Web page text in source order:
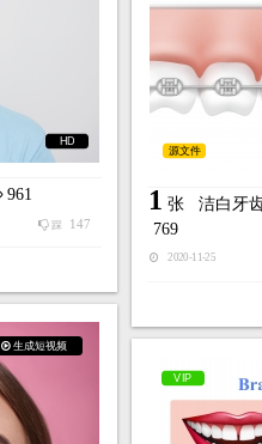
源文件
1 张 洁白牙
769
2020-11-25
HD
961
踩 147
生成短视频
VIP